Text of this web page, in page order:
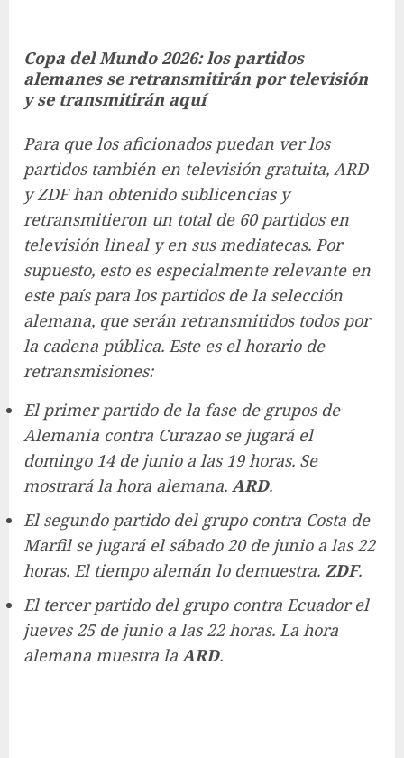
Copa del Mundo 2026: los partidos
alemanes se retransmitirán por televisión
y se transmitirán aquí
Para que los aficionados puedan ver los
partidos también en televisión gratuita, ARD
y ZDF han obtenido sublicencias y
retransmitieron un total de 60 partidos en
televisión lineal y en sus mediatecas. Por
supuesto, esto es especialmente relevante en
este país para los partidos de la selección
alemana, que serán retransmitidos todos por
la cadena pública. Este es el horario de
retransmisiones:
El primer partido de la fase de grupos de
Alemania contra Curazao se jugará el
domingo 14 de junio a las 19 horas. Se
mostrará la hora alemana. ARD.
El segundo partido del grupo contra Costa de
Marfil se jugará el sábado 20 de junio a las 22
horas. El tiempo alemán lo demuestra. ZDF.
El tercer partido del grupo contra Ecuador el
jueves 25 de junio a las 22 horas. La hora
alemana muestra la ARD.